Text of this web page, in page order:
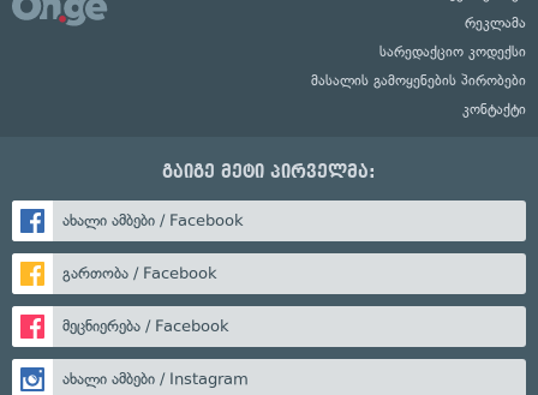
რეკლამა
სარედაქციო კოდექსი
მასალის გამოყენების პირობები
კონტაქტი
გაიგე მეტი პირველმა:
ახალი ამბები / Facebook
გართობა / Facebook
მეცნიერება / Facebook
ახალი ამბები / Instagram